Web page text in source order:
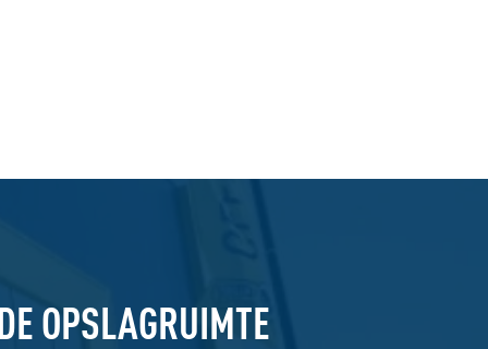
OPSLAGRUIMTE